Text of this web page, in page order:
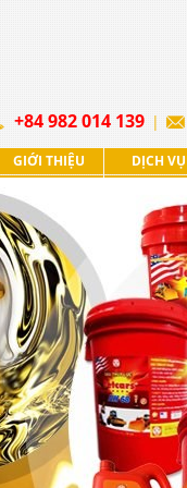
+84 982 014 139
GIỚI THIỆU DỊCH VỤ